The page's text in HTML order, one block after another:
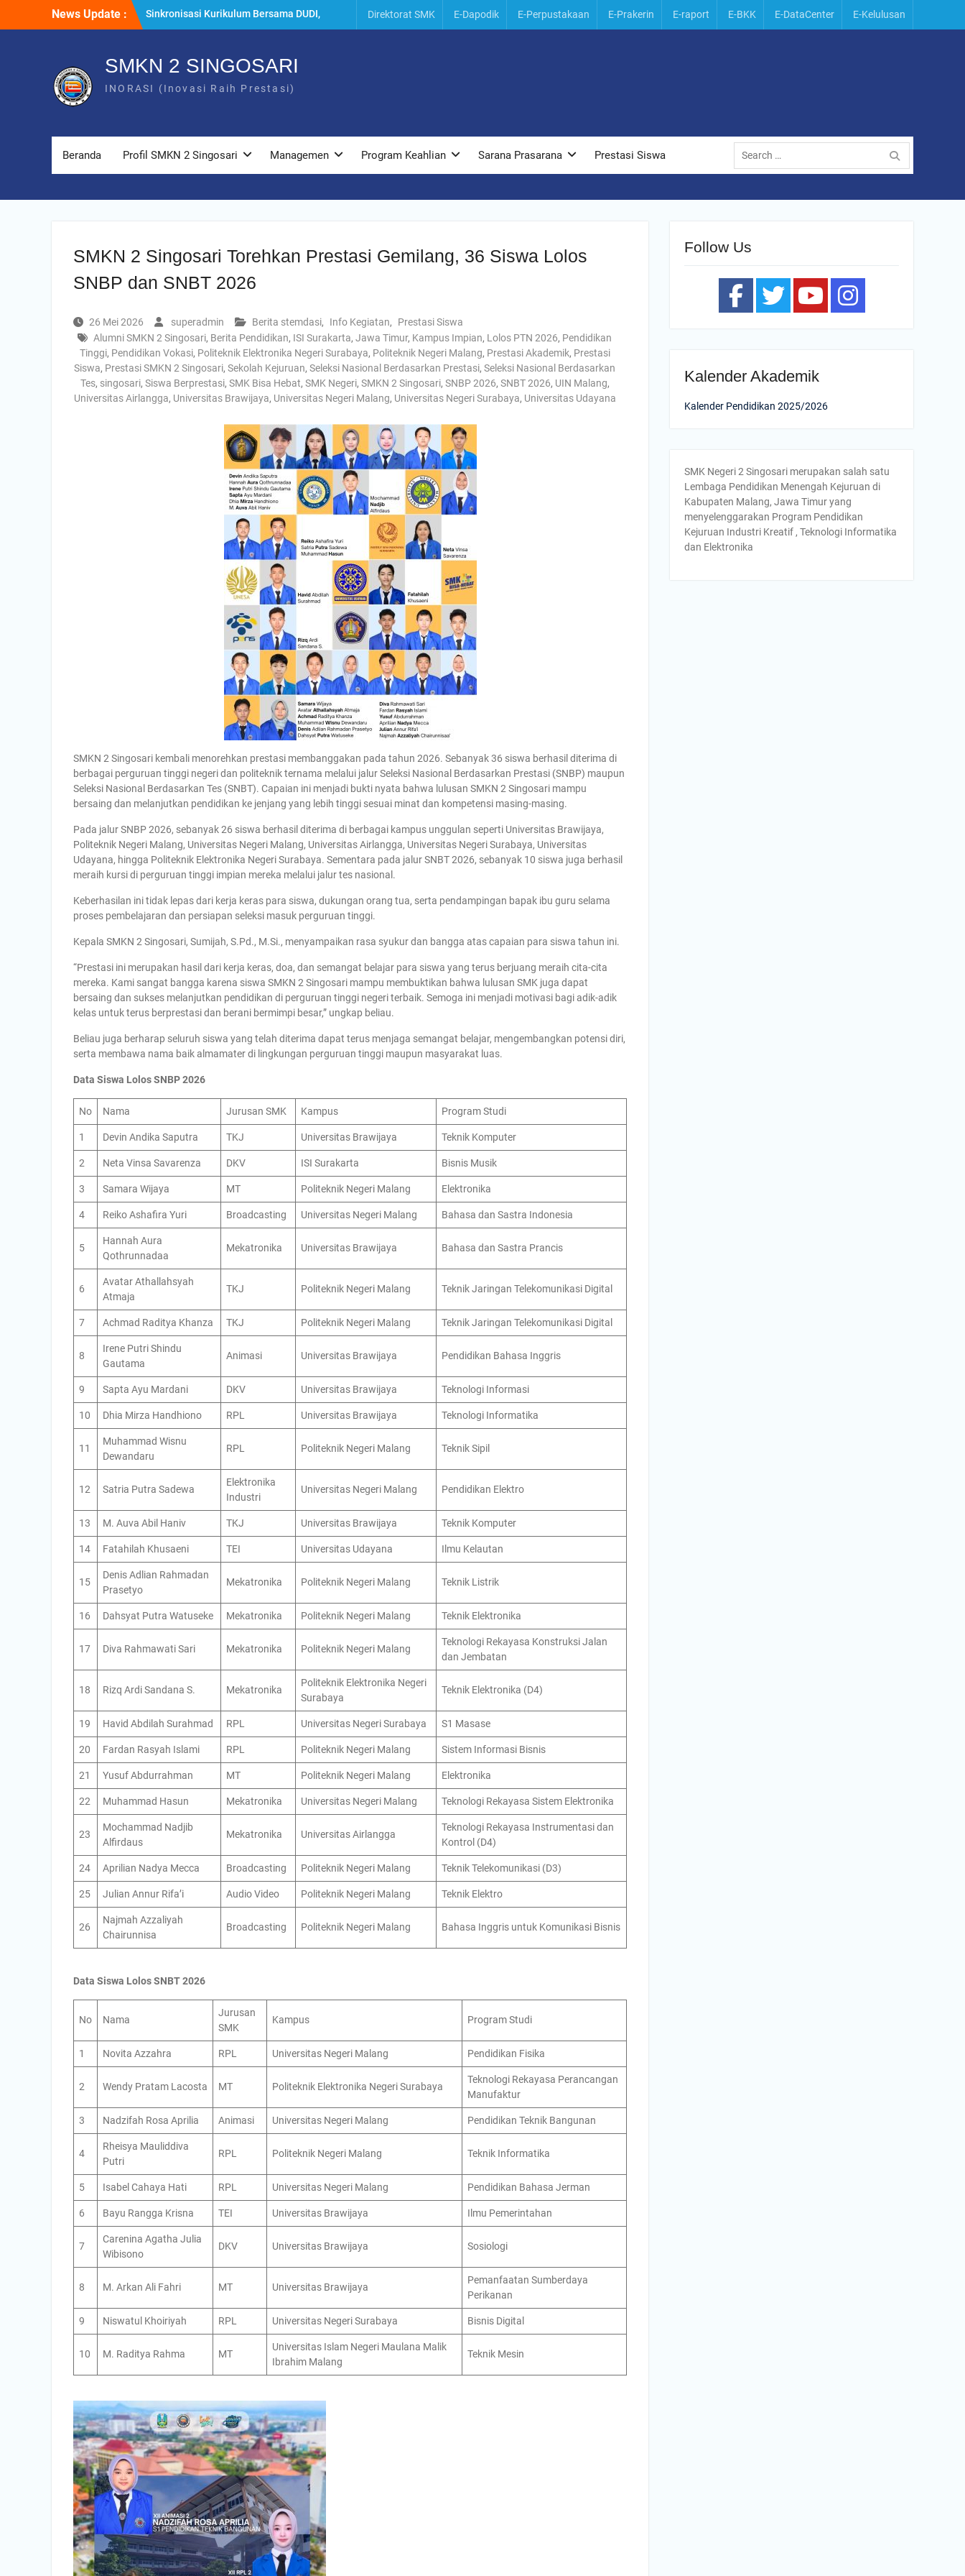
News Update :
Sinkronisasi Kurikulum Bersama DUDI,
SMKN 2 Singosari Selaraskan
di Era Artificial Intelligence
Rapat Dinas Awal Tahun Ajaran
2026/2027, SMKN 2 Singosari Perkuat
Vice President BOKE Technology Tinjau
Kelas Industri Animasi SMKN 2 Singosari,
Perkuat Kolaborasi Internasional
Direktorat SMK E-Dapodik E-Perpustakaan E-Prakerin E-raport E-BKK E-DataCenter E-Kelulusan
SMKN 2 SINGOSARI
INORASI (Inovasi Raih Prestasi)
Beranda Profil SMKN 2 Singosari Managemen Program Keahlian Sarana Prasarana Prestasi Siswa
Search
for:
SMKN 2 Singosari Torehkan Prestasi Gemilang, 36 Siswa Lolos
SNBP dan SNBT 2026
26 Mei 2026 superadmin Berita stemdasi, Info Kegiatan,
Prestasi Siswa
Alumni SMKN 2 Singosari, Berita Pendidikan, ISI Surakarta, Jawa Timur, Kampus Impian, Lolos PTN 2026, Pendidikan
Tinggi, Pendidikan Vokasi, Politeknik Elektronika Negeri Surabaya, Politeknik Negeri Malang, Prestasi Akademik, Prestasi
Siswa, Prestasi SMKN 2 Singosari, Sekolah Kejuruan, Seleksi Nasional Berdasarkan Prestasi, Seleksi Nasional Berdasarkan
Tes, singosari, Siswa Berprestasi, SMK Bisa Hebat, SMK Negeri, SMKN 2 Singosari, SNBP 2026, SNBT 2026, UIN Malang,
Universitas Airlangga, Universitas Brawijaya, Universitas Negeri Malang, Universitas Negeri Surabaya, Universitas Udayana
SMKN 2 Singosari kembali menorehkan prestasi membanggakan pada tahun 2026. Sebanyak 36 siswa berhasil diterima di
berbagai perguruan tinggi negeri dan politeknik ternama melalui jalur Seleksi Nasional Berdasarkan Prestasi (SNBP) maupun
Seleksi Nasional Berdasarkan Tes (SNBT). Capaian ini menjadi bukti nyata bahwa lulusan SMKN 2 Singosari mampu
bersaing dan melanjutkan pendidikan ke jenjang yang lebih tinggi sesuai minat dan kompetensi masing-masing.
Pada jalur SNBP 2026, sebanyak 26 siswa berhasil diterima di berbagai kampus unggulan seperti Universitas Brawijaya,
Politeknik Negeri Malang, Universitas Negeri Malang, Universitas Airlangga, Universitas Negeri Surabaya, Universitas
Udayana, hingga Politeknik Elektronika Negeri Surabaya. Sementara pada jalur SNBT 2026, sebanyak 10 siswa juga berhasil
meraih kursi di perguruan tinggi impian mereka melalui jalur tes nasional.
Keberhasilan ini tidak lepas dari kerja keras para siswa, dukungan orang tua, serta pendampingan bapak ibu guru selama
proses pembelajaran dan persiapan seleksi masuk perguruan tinggi.
Kepala SMKN 2 Singosari, Sumijah, S.Pd., M.Si., menyampaikan rasa syukur dan bangga atas capaian para siswa tahun ini.
“Prestasi ini merupakan hasil dari kerja keras, doa, dan semangat belajar para siswa yang terus berjuang meraih cita-cita
mereka. Kami sangat bangga karena siswa SMKN 2 Singosari mampu membuktikan bahwa lulusan SMK juga dapat
bersaing dan sukses melanjutkan pendidikan di perguruan tinggi negeri terbaik. Semoga ini menjadi motivasi bagi adik-adik
kelas untuk terus berprestasi dan berani bermimpi besar,” ungkap beliau.
Beliau juga berharap seluruh siswa yang telah diterima dapat terus menjaga semangat belajar, mengembangkan potensi diri,
serta membawa nama baik almamater di lingkungan perguruan tinggi maupun masyarakat luas.
Data Siswa Lolos SNBP 2026
No Nama Jurusan SMK Kampus Program Studi
1 Devin Andika Saputra TKJ Universitas Brawijaya Teknik Komputer
2 Neta Vinsa Savarenza DKV ISI Surakarta Bisnis Musik
3 Samara Wijaya MT Politeknik Negeri Malang Elektronika
4 Reiko Ashafira Yuri Broadcasting Universitas Negeri Malang Bahasa dan Sastra Indonesia
5
Hannah Aura
Qothrunnadaa
Mekatronika Universitas Brawijaya Bahasa dan Sastra Prancis
6
Avatar Athallahsyah
Atmaja
TKJ Politeknik Negeri Malang Teknik Jaringan Telekomunikasi Digital
7 Achmad Raditya Khanza TKJ Politeknik Negeri Malang Teknik Jaringan Telekomunikasi Digital
8
Irene Putri Shindu
Gautama
Animasi Universitas Brawijaya Pendidikan Bahasa Inggris
9 Sapta Ayu Mardani DKV Universitas Brawijaya Teknologi Informasi
10 Dhia Mirza Handhiono RPL Universitas Brawijaya Teknologi Informatika
11
Muhammad Wisnu
Dewandaru
RPL Politeknik Negeri Malang Teknik Sipil
12 Satria Putra Sadewa
Elektronika
Industri
Universitas Negeri Malang Pendidikan Elektro
13 M. Auva Abil Haniv TKJ Universitas Brawijaya Teknik Komputer
14 Fatahilah Khusaeni TEI Universitas Udayana Ilmu Kelautan
15
Denis Adlian Rahmadan
Prasetyo
Mekatronika Politeknik Negeri Malang Teknik Listrik
16 Dahsyat Putra Watuseke Mekatronika Politeknik Negeri Malang Teknik Elektronika
17 Diva Rahmawati Sari Mekatronika Politeknik Negeri Malang
Teknologi Rekayasa Konstruksi Jalan
dan Jembatan
18 Rizq Ardi Sandana S. Mekatronika
Politeknik Elektronika Negeri
Surabaya
Teknik Elektronika (D4)
19 Havid Abdilah Surahmad RPL Universitas Negeri Surabaya S1 Masase
20 Fardan Rasyah Islami RPL Politeknik Negeri Malang Sistem Informasi Bisnis
21 Yusuf Abdurrahman MT Politeknik Negeri Malang Elektronika
22 Muhammad Hasun Mekatronika Universitas Negeri Malang Teknologi Rekayasa Sistem Elektronika
23
Mochammad Nadjib
Alfirdaus
Mekatronika Universitas Airlangga
Teknologi Rekayasa Instrumentasi dan
Kontrol (D4)
24 Aprilian Nadya Mecca Broadcasting Politeknik Negeri Malang Teknik Telekomunikasi (D3)
25 Julian Annur Rifa’i Audio Video Politeknik Negeri Malang Teknik Elektro
26
Najmah Azzaliyah
Chairunnisa
Broadcasting Politeknik Negeri Malang Bahasa Inggris untuk Komunikasi Bisnis
Data Siswa Lolos SNBT 2026
No Nama
Jurusan
SMK
Kampus Program Studi
1 Novita Azzahra RPL Universitas Negeri Malang Pendidikan Fisika
2 Wendy Pratam Lacosta MT Politeknik Elektronika Negeri Surabaya
Teknologi Rekayasa Perancangan
Manufaktur
3 Nadzifah Rosa Aprilia Animasi Universitas Negeri Malang Pendidikan Teknik Bangunan
4
Rheisya Mauliddiva
Putri
RPL Politeknik Negeri Malang Teknik Informatika
5 Isabel Cahaya Hati RPL Universitas Negeri Malang Pendidikan Bahasa Jerman
6 Bayu Rangga Krisna TEI Universitas Brawijaya Ilmu Pemerintahan
7
Carenina Agatha Julia
Wibisono
DKV Universitas Brawijaya Sosiologi
8 M. Arkan Ali Fahri MT Universitas Brawijaya
Pemanfaatan Sumberdaya
Perikanan
9 Niswatul Khoiriyah RPL Universitas Negeri Surabaya Bisnis Digital
10 M. Raditya Rahma MT
Universitas Islam Negeri Maulana Malik
Ibrahim Malang
Teknik Mesin
Follow Us
Kalender Akademik
Kalender Pendidikan 2025/2026
SMK Negeri 2 Singosari merupakan salah satu
Lembaga Pendidikan Menengah Kejuruan di
Kabupaten Malang, Jawa Timur yang
menyelenggarakan Program Pendidikan
Kejuruan Industri Kreatif , Teknologi Informatika
dan Elektronika